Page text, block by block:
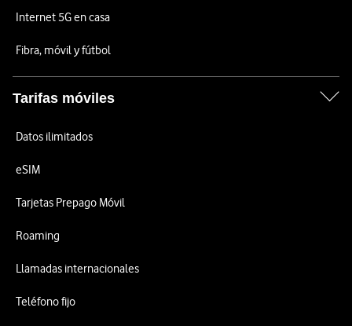
Internet 5G en casa
Fibra, móvil y fútbol
Tarifas móviles
Datos ilimitados
eSIM
Tarjetas Prepago Móvil
Roaming
Llamadas internacionales
Teléfono fijo